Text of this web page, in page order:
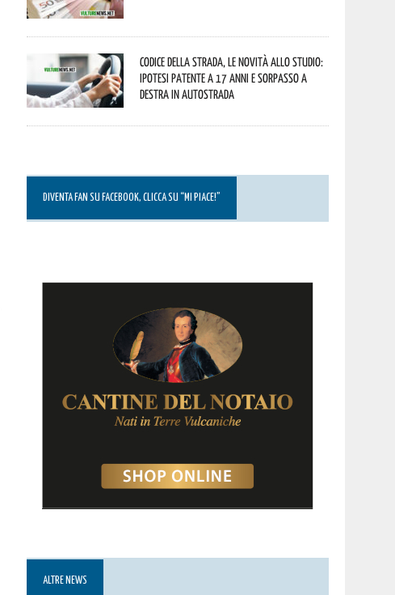
Codice della strada, le novità allo studio:
ipotesi patente a 17 anni e sorpasso a
destra in autostrada
DIVENTA FAN SU FACEBOOK, CLICCA SU “MI PIACE!”
ALTRE NEWS